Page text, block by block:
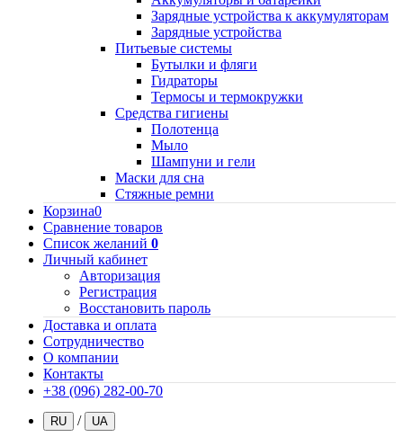
Зарядные устройства к аккумуляторам
Зарядные устройства
Питьевые системы
Бутылки и фляги
Гидраторы
Термосы и термокружки
Средства гигиены
Полотенца
Мыло
Шампуни и гели
Маски для сна
Стяжные ремни
Корзина0
Сравнение товаров
Список желаний 0
Личный кабинет
Авторизация
Регистрация
Восстановить пароль
Доставка и оплата
Сотрудничество
О компании
Контакты
+38 (096) 282-00-70
RU / UA